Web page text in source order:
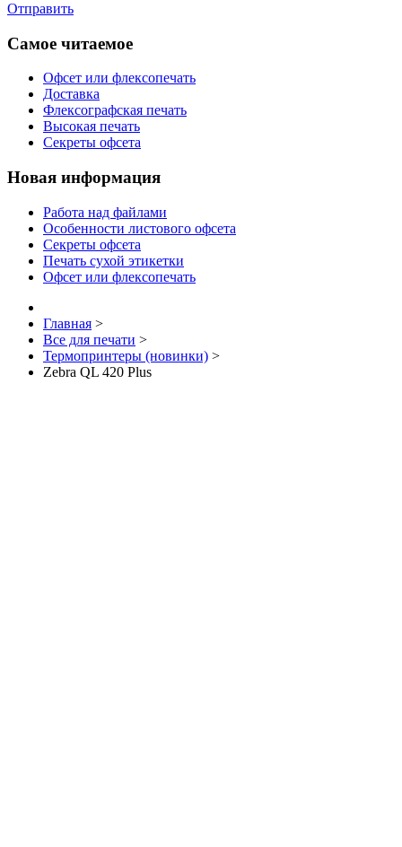
Отправить
Самое читаемое
Офсет или флексопечать
Доставка
Флексографская печать
Высокая печать
Секреты офсета
Новая информация
Работа над файлами
Особенности листового офсета
Секреты офсета
Печать сухой этикетки
Офсет или флексопечать
Главная >
Все для печати >
Термопринтеры (новинки) >
Zebra QL 420 Plus